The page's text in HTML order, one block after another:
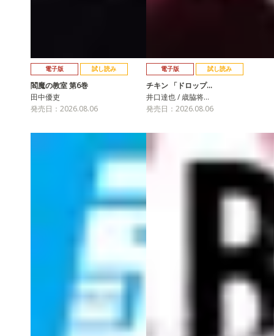
電子版 試し読み
閻魔の教室 第6巻
田中優吏
発売日：2026.08.06
電子版 試し読み
チキン 「ドロップ…
井口達也 / 歳脇将…
発売日：2026.08.06